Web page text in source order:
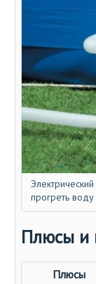
прогреть
Плюсы и
Плюсы